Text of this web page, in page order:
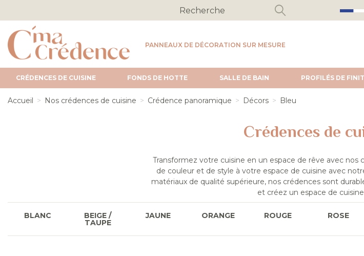
PANNEAUX DE DÉCORATION SUR MESURE
CRÉDENCES DE CUISINE FONDS DE HOTTE SALLE DE BAIN PROFILÉS DE
Accueil Nos crédences de cuisine Crédence panoramique Décors Bleu
Crédences de
Transformez votre cuisine en un espace de rêve avec nos
de couleur et de style à votre espace de cuisine avec
matériaux de qualité supérieure, nos crédences sont
et créez un espace de
BLANC BEIGE /
TAUPE
JAUNE ORANGE ROUGE ROSE